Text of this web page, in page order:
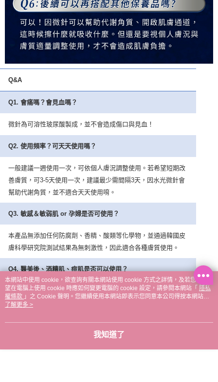
Q&A
Q1.會痛嗎？會見血嗎？
微針為可溶性玻尿酸製成，並不會造成傷口與見血！
Q2.使用頻率？可天天使用嗎？
一般建議一週使用一次，可依個人膚況調整使用。若希望短期改
善膚質，可3-5天使用一次，建議最少需間隔3天，因水光微針會
幫助代謝角質，並不適合天天使用唷。
Q3.敏感＆敏弱肌 or孕婦是否可使用？
本產品無添加任何防腐劑、香精、酸類等化學物，並通過韓國皮
膚科學研究院測試結果為無刺激性，因此適合各種膚質使用。
Q4.醫美後、酒糟肌、痘肌是否可以使用？
酒糟肌、肌膚如處於正在發炎狀態，不建議使用！若有傷口、痘
痘的地方則須避開使用。
(醫美)術後請於傷口復原或諮詢醫生後再使用。
本網站中使用 cookie，欲查詢有關本網站使用 cookie 方式之詳情，及若您不希
望在電腦上使用 cookie 時應如何變更電腦的 cookie 設定，請參閱本網站「 隱私
權條款 」之 Cookie 聲明。您繼續使用本網站即表示您同意本公司得按本網站使
用條款之 Cookie 聲明使用 cookie。
了解更多 >
我知道了